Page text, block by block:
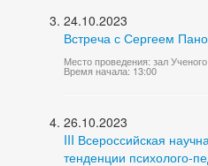
24.10.2023
Встреча с Сергеем
Место проведения: зал
Время начала: 13:00
26.10.2023
III Всероссийская
тенденции психолого-